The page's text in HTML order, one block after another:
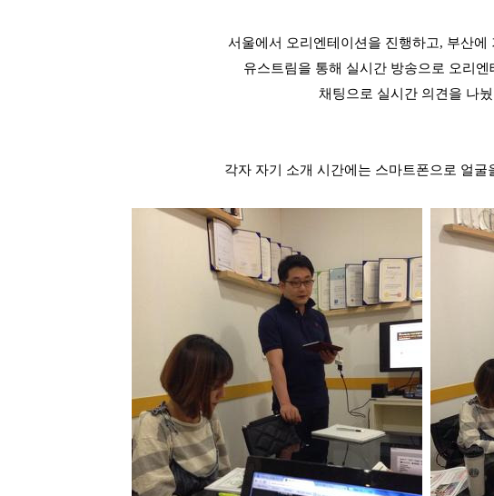
서울에서 오리엔테이션을 진행하고, 부산에
유스트림을 통해 실시간 방송으로 오리엔
채팅으로 실시간 의견을 나
각자 자기 소개 시간에는 스마트폰으로 얼굴